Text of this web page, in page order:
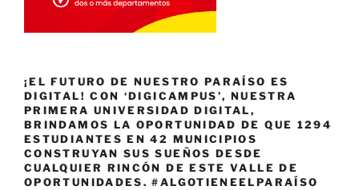
¡EL FUTURO DE NUESTRO PARAÍSO ES
DIGITAL! CON ‘DIGICAMPUS’, NUESTRA
PRIMERA UNIVERSIDAD DIGITAL,
BRINDAMOS LA OPORTUNIDAD DE QUE 1294
ESTUDIANTES EN 42 MUNICIPIOS
CONSTRUYAN SUS SUEÑOS DESDE
CUALQUIER RINCÓN DE ESTE VALLE DE
OPORTUNIDADES. #ALGOTIENEELPARAÍSO